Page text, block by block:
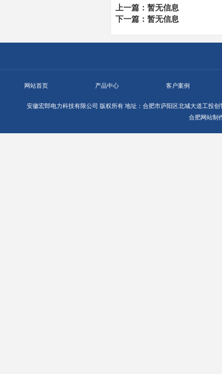
上一篇：暂无信息
下一篇：暂无信息
网站首页 产品中心 客户案例
安徽宏郎电力科技有限公司 版权所有 地址：合肥市庐阳区北城大道工投
合肥网站制